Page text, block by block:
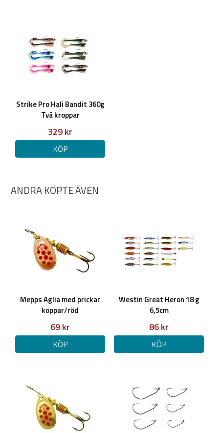
Strike Pro Hali Bandit 360g
Två kroppar
329 kr
KÖP
ANDRA KÖPTE ÄVEN
Mepps Aglia med prickar
koppar/röd
69 kr
KÖP
Westin Great Heron 18 g
6,5cm
86 kr
KÖP